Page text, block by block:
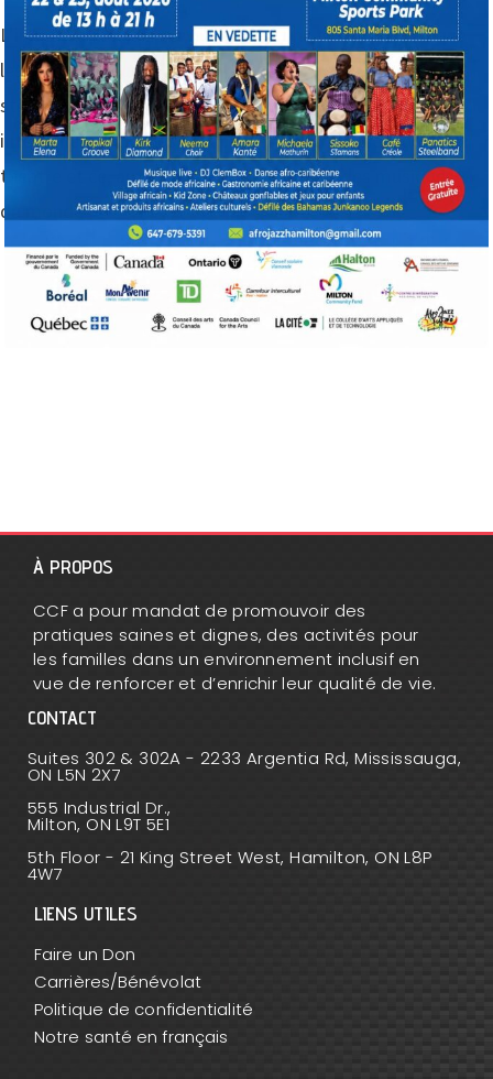
L’initiative «Un soir au village» est une occasion pour que
les aînés, les jeunes, et les familles se dégagent du
stress du confinement, grâce au partage des histoires
intergénérationnelles, des contes, de la poésie, du
théâtre et ce, aux rythmes du tamtam et des musiques
du monde.
INSCRIVEZ-VOUS ET VOTRE FAMILLE
À PROPOS
CCF a pour mandat de promouvoir des
pratiques saines et dignes, des activités pour
les familles dans un environnement inclusif en
vue de renforcer et d’enrichir leur qualité de vie.
CONTACT
Suites 302 & 302A - 2233 Argentia Rd, Mississauga,
ON L5N 2X7
555 Industrial Dr.,
Milton, ON L9T 5E1
5th Floor - 21 King Street West, Hamilton, ON L8P
4W7
LIENS UTILES
Faire un Don
Carrières/Bénévolat
Politique de confidentialité
Notre santé en français